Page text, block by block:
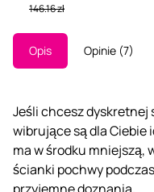
146.16 zł
Opis Opinie 7
Jeśli chcesz dyskretnej
wibrujące są dla Ciebie
ma w środku mniejszą,
ścianki pochwy